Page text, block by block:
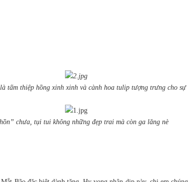
tấm thiệp hồng xinh xinh và cành hoa tulip tượng trưng cho
chưa, tụi tui không những đẹp trai mà còn ga lăng nè